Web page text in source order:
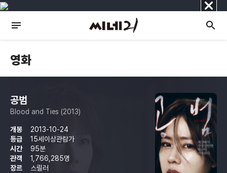
닫
기
영화
공범
Blood and Ties (2013)
개봉
2013-10-24
등급
15세이상관람가
시간
95분
관객
1,766,285명
장르
스릴러